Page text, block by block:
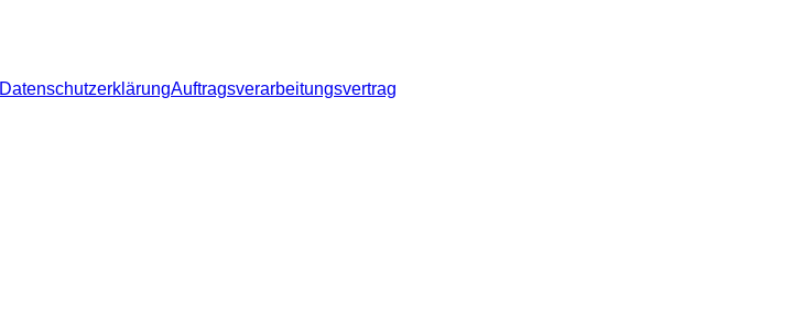
DatenschutzerklärungAuftragsverarbeitungsvertrag